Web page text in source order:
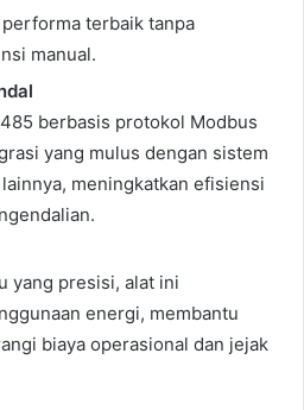
terbaik tanpa
manual.
berbasis protokol Modbus
yang mulus dengan sistem
meningkatkan efisiensi
yang presisi, alat ini
energi, membantu
biaya operasional dan jejak